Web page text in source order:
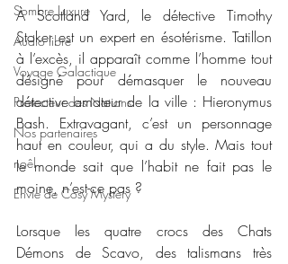
Sombre Luxure
Audio libre
Voyage Galactique
Protecteur des Nations
Nos partenaires
noêl
Envie de Cosy Mystery
À Scotland Yard, le détective Timothy
Stoker est un expert en ésotérisme. Tatillon
à l’excès, il apparaît comme l’homme tout
désigné pour démasquer le nouveau
détective amateur de la ville : Hieronymus
Bash. Extravagant, c’est un personnage
haut en couleur, qui a du style. Mais tout
le monde sait que l’habit ne fait pas le
moine, n’est-ce pas ?
Lorsque les quatre crocs des Chats
Démons de Scavo, des talismans très